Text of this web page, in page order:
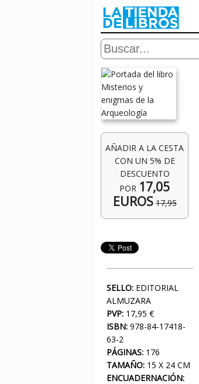
AÑADIR A LA CESTA
CON UN 5% DE
DESCUENTO
POR 17,05
EUROS 17,95
SELLO: EDITORIAL
ALMUZARA
PVP: 17,95 €
ISBN: 978-84-17418-
63-2
PÁGINAS: 176
TAMAÑO: 15 X 24 CM
ENCUADERNACIÓN: